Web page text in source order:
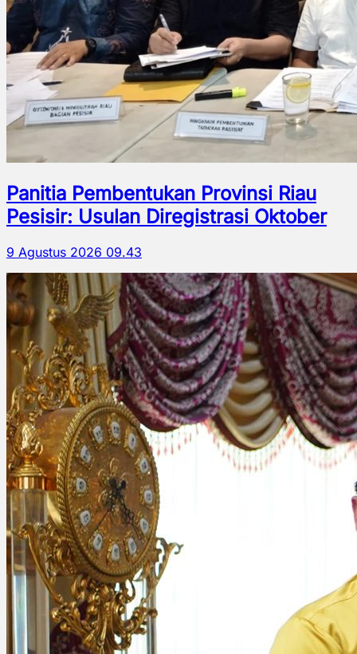
Panitia Pembentukan Provinsi Riau
Pesisir: Usulan Diregistrasi Oktober
9 Agustus 2026 09.43